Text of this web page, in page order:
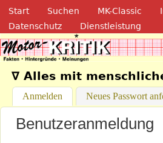
Direkt zum Inhalt
Navigation
Start Suchen MK-Classic
Datenschutz
Dienstleistung
Motor-
∇ Alles mit
Anmelden (aktiver Reiter)
Neues Passwort
Benutzeranmeldung